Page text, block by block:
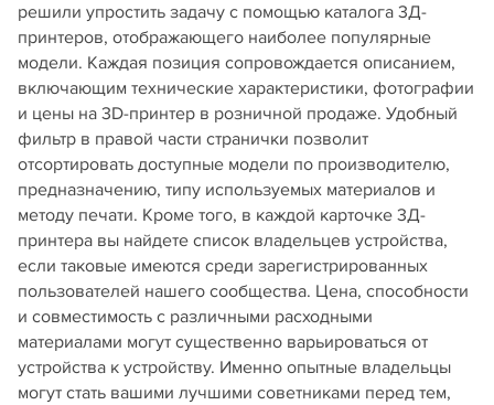
решили упростить задачу с помощью каталога 3Д-
принтеров, отображающего наиболее популярные
модели. Каждая позиция сопровождается описанием,
включающим технические характеристики, фотографии
и цены на 3D-принтер в розничной продаже. Удобный
фильтр в правой части странички позволит
отсортировать доступные модели по производителю,
предназначению, типу используемых материалов и
методу печати. Кроме того, в каждой карточке 3Д-
принтера вы найдете список владельцев устройства,
если таковые имеются среди зарегистрированных
пользователей нашего сообщества. Цена, способности
и совместимость с различными расходными
материалами могут существенно варьироваться от
устройства к устройству. Именно опытные владельцы
могут стать вашими лучшими советниками перед тем,